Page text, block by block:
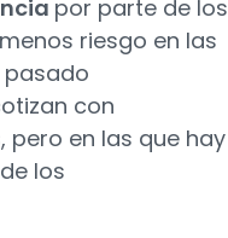
por parte de los
riesgo en las
pasado
con
pero en las que hay
los